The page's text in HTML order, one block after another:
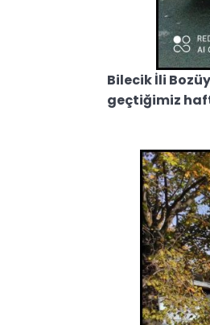
Bilecik İli
geçtiğimiz